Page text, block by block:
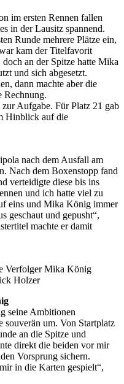
im ersten Rennen fallen
in der Lausitz spannend.
Runde mehrere Plätze ein,
kam der Titelfavorit
an der Spitze hatte Mika
und sich abgesetzt.
dann machte aber die
Rechnung.
Aufgabe. Für Platz 21 gab
Hinblick auf die
nach dem Ausfall am
Nach dem Boxenstopp fand
verteidigte diese bis ins
und ich hatte viel zu
eins und Mika König immer
geschaut und gepusht“,
machte er damit
Verfolger Mika König
Holzer
seine Ambitionen
souverän um. Von Startplatz
an die Spitze und
direkt die beiden vor mir
Vorsprung sichern.
in die Karten gespielt“,